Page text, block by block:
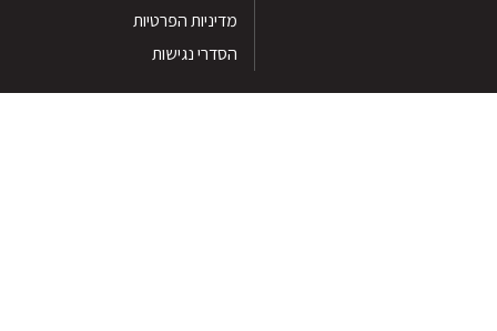
מדיניות הפרטיות
הסדרי נגישות